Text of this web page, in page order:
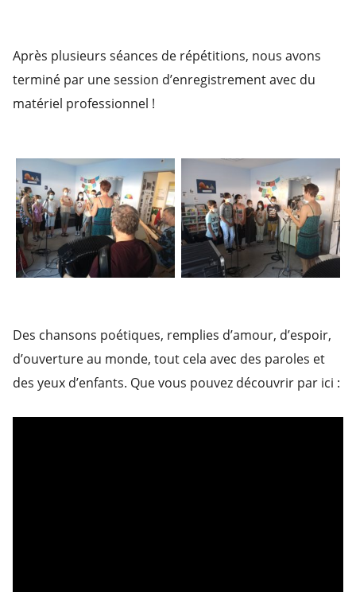
Après plusieurs séances de répétitions, nous avons
terminé par une session d’enregistrement avec du
matériel professionnel !
Des chansons poétiques, remplies d’amour, d’espoir,
d’ouverture au monde, tout cela avec des paroles et
des yeux d’enfants. Que vous pouvez découvrir par ici :